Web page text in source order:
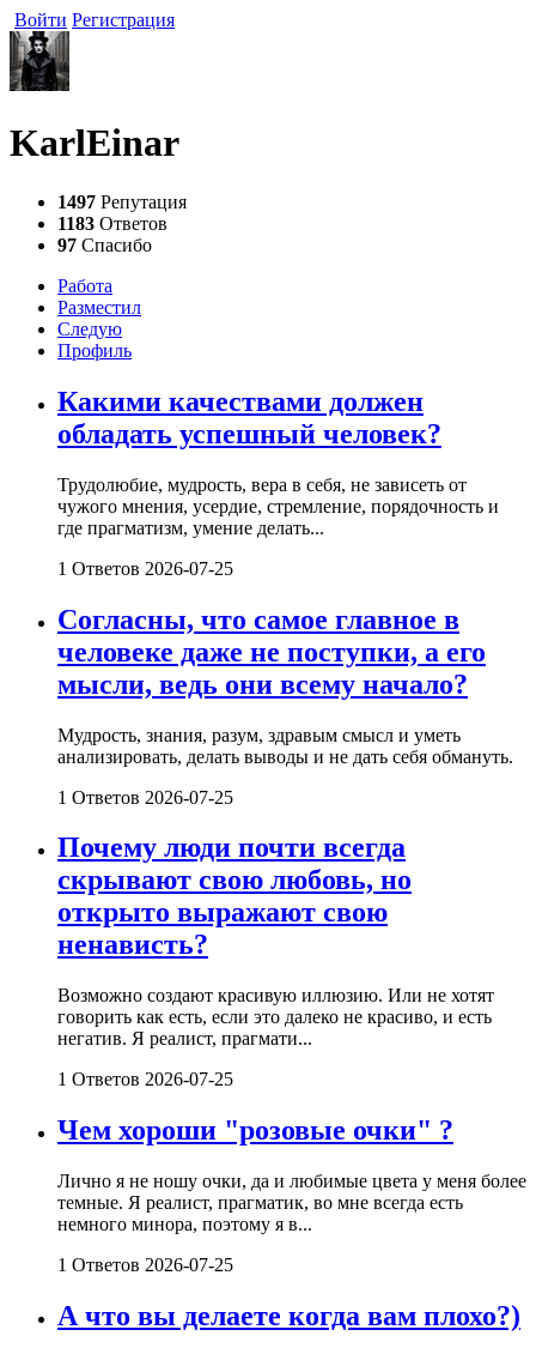
Войти Регистрация
KarlEinar
1497 Репутация
1183 Ответов
97 Спасибо
Работа
Разместил
Следую
Профиль
Какими качествами должен
обладать успешный человек?
Трудолюбие, мудрость, вера в себя, не зависеть от
чужого мнения, усердие, стремление, порядочность и
где прагматизм, умение делать...
1 Ответов 2026-07-25
Согласны, что самое главное в
человеке даже не поступки, а его
мысли, ведь они всему начало?
Мудрость, знания, разум, здравым смысл и уметь
анализировать, делать выводы и не дать себя обмануть.
1 Ответов 2026-07-25
Почему люди почти всегда
скрывают свою любовь, но
открыто выражают свою
ненависть?
Возможно создают красивую иллюзию. Или не хотят
говорить как есть, если это далеко не красиво, и есть
негатив. Я реалист, прагмати...
1 Ответов 2026-07-25
Чем хороши "розовые очки" ?
Лично я не ношу очки, да и любимые цвета у меня более
темные. Я реалист, прагматик, во мне всегда есть
немного минора, поэтому я в...
1 Ответов 2026-07-25
А что вы делаете когда вам плохо?)